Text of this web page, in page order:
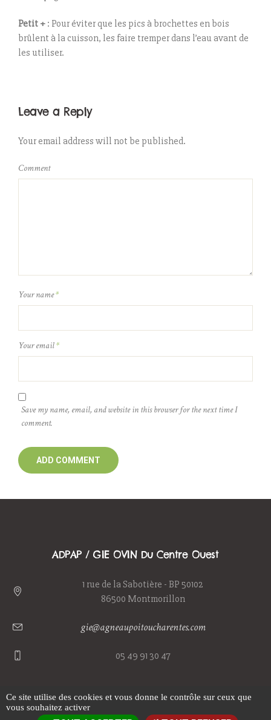
Petit + : Pour éviter que les pics à brochettes en bois
brûlent à la cuisson, les faire tremper dans l’eau avant de
les utiliser.
Leave a Reply
Your email address will not be published.
Comment
Your name*
Your email*
Save my name, email, and website in this browser for the next time I
comment.
ADPAP / GIE OVIN Du Centre Ouest
1 rue de la Sabotière - BP 50102
86500 Montmorillon
gie@agneaupoitoucharentes.com
05 49 91 30 47
Ce site utilise des cookies et vous donne le contrôle sur ceux que
vous souhaitez activer